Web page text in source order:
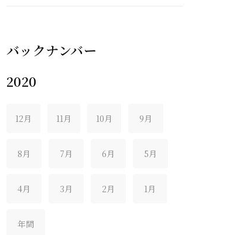
バックナンバー
2020
12月 11月 10月 9月
8月 7月 6月 5月
4月 3月 2月 1月
年間